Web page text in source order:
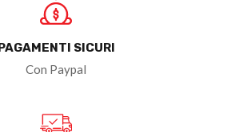
PAGAMENTI SICURI
Con Paypal